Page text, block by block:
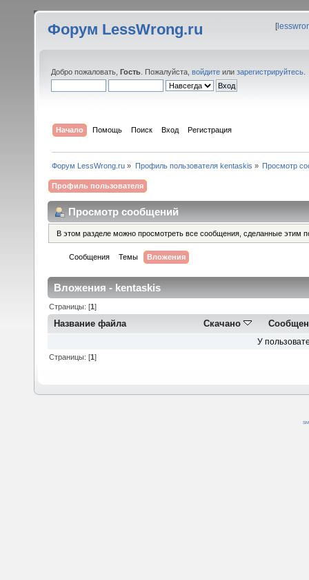
Форум LessWrong.ru [
Добро пожаловать, Гость . Пожалуйста, войдите или зарегистрируйтесь
Начало Помощь Поиск Вход Регистрация
Форум LessWrong.ru » Профиль пользователя kentaskis » Просмотр
Профиль пользователя
Просмотр сообщений
В этом разделе можно просмотреть все сообщения, сделанные этим
Сообщения Темы Вложения
Вложения - kentaskis
Страницы: [1]
Название файла Скачано
У
Страницы: [1]